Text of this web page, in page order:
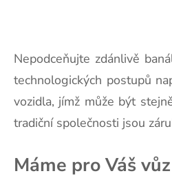
Nepodceňujte zdánlivě
technologických postupů
vozidla, jímž může být
tradiční společnosti jsou
Máme pro Váš